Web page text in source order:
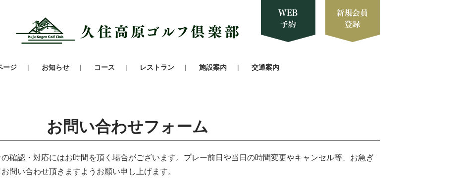
ージ お知らせ コース レストラン 施設案内 交通案内
お問い合わせフォーム
確認・対応にはお時間を頂く場合がございます。プレー前日や当日の時間変更やキャンセル等、お急ぎ
問い合わせ頂きますようお願い申し上げます。